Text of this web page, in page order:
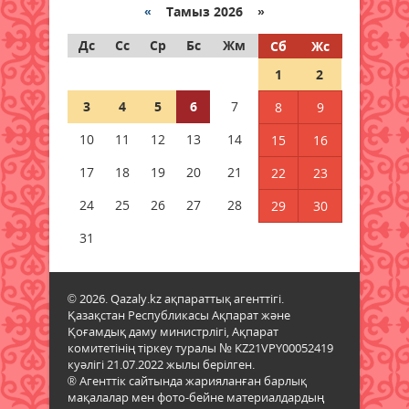
06 тамыз 2026 ж. 77
Дауыл, жаңбыр: Еліміздің
бірнеше өңірінде ауа райына
байланысты ескерту жасалды
Бұршақ, дауыл: Еліміздің 16
өңірінде дауылды ескерту
жарияланды
Синоптиктер Қазақстанның екі
қаласында ауа сапасы
нашарлауы мүмкін екенін
ескертті
« Тамыз 2026 »
Дс
Сс Ср Бс Жм Сб
Жс
1
2
3
4 5 6 7 8
9
10
11 12 13 14 15
16
17
18 19 20 21 22
23
24
25 26 27 28 29
30
31
© 2026. Qazaly.kz ақпараттық агенттігі.
Қазақстан Республикасы Ақпарат және
Қоғамдық даму министрлігі, Ақпарат
комитетінің тіркеу туралы № KZ21VPY00052419
куәлігі 21.07.2022 жылы берілген.
® Агенттік сайтында жарияланған барлық
мақалалар мен фото-бейне материалдардың